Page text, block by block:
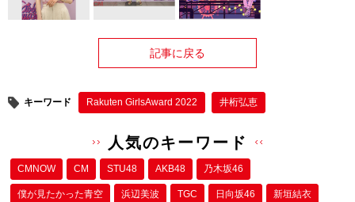
記事に戻る
キーワード Rakuten GirlsAward 2022 井桁弘恵
人気のキーワード
CMNOW CM STU48 AKB48 乃木坂46
僕が⾒たかった⻘空 浜辺美波 TGC 日向坂46 新垣結衣